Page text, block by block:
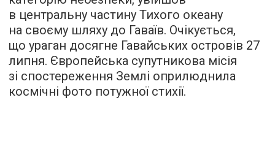
в центральну частину Тихого океану
на своєму шляху до Гаваїв. Очікується,
що ураган досягне Гавайських островів 27
липня. Європейська супутникова місія
зі спостереження Землі оприлюднила
космічні фото потужної стихії.